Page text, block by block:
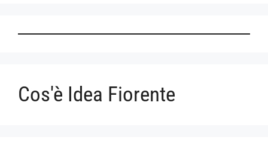
Cos'è Idea Fiorente